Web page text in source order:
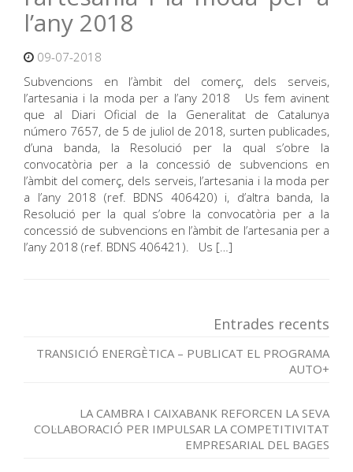
l’any 2018
09-07-2018
Subvencions en l’àmbit del comerç, dels serveis,
l’artesania i la moda per a l’any 2018 Us fem avinent
que al Diari Oficial de la Generalitat de Catalunya
número 7657, de 5 de juliol de 2018, surten publicades,
d’una banda, la Resolució per la qual s’obre la
convocatòria per a la concessió de subvencions en
l’àmbit del comerç, dels serveis, l’artesania i la moda per
a l’any 2018 (ref. BDNS 406420) i, d’altra banda, la
Resolució per la qual s’obre la convocatòria per a la
concessió de subvencions en l’àmbit de l’artesania per a
l’any 2018 (ref. BDNS 406421). Us […]
Entrades recents
TRANSICIÓ ENERGÈTICA – PUBLICAT EL PROGRAMA
AUTO+
LA CAMBRA I CAIXABANK REFORCEN LA SEVA
COL·LABORACIÓ PER IMPULSAR LA COMPETITIVITAT
EMPRESARIAL DEL BAGES